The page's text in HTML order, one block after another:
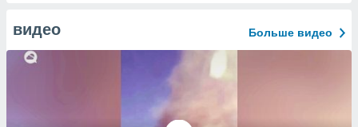
видео Больше видео